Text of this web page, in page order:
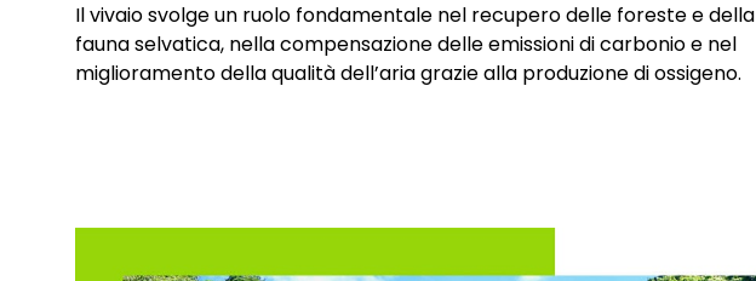
Il vivaio svolge un ruolo fondamentale nel recupero delle foreste e della
fauna selvatica, nella compensazione delle emissioni di carbonio e nel
miglioramento della qualità dell’aria grazie alla produzione di ossigeno.